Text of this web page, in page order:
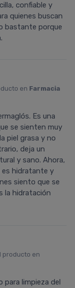
confiable y
quienes buscan
bastante porque
en Farmacia
Es una
se sienten muy
piel grasa y no
deja un
y sano. Ahora,
es hidratante y
siento que se
la hidratación
producto en
para limpieza del